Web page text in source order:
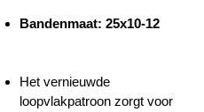
Bandenmaat: 25x10-12
Het vernieuwde
loopvlakpatroon zorgt voor